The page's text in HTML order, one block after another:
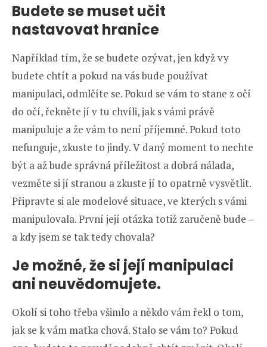
Budete se muset učit
nastavovat hranice
Například tím, že se budete ozývat, jen když vy
budete chtít a pokud na vás bude používat
manipulaci, odmlčíte se. Pokud se vám to stane z očí
do očí, řekněte jí v tu chvíli, jak s vámi právě
manipuluje a že vám to není příjemné. Pokud toto
nefunguje, zkuste to jindy. V daný moment to nechte
být a až bude správná příležitost a dobrá nálada,
vezměte si jí stranou a zkuste jí to opatrně vysvětlit.
Připravte si ale modelové situace, ve kterých s vámi
manipulovala. První její otázka totiž zaručeně bude –
a kdy jsem se tak tedy chovala?
Je možné, že si její manipulaci
ani neuvědomujete.
Okolí si toho třeba všimlo a někdo vám řekl o tom,
jak se k vám matka chová. Stalo se vám to? Pokud